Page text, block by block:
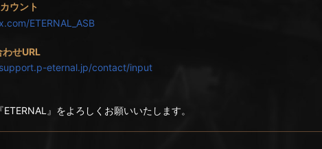
ウント
ETERNAL_ASB
わせURL
eternal.jp/contact/input
』をよろしくお願いいたします。